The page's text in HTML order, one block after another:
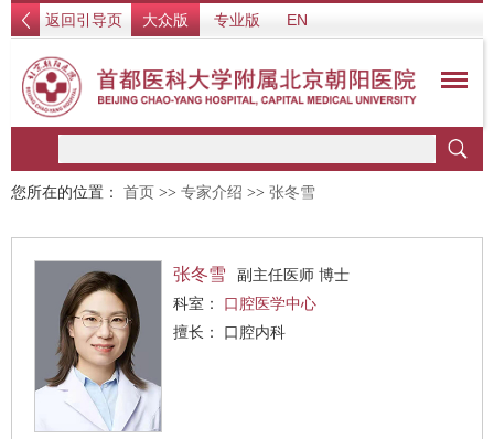
返回引导页 大众版 专业版 EN
您所在的位置： 首页 >> 专家介绍 >> 张冬雪
张冬雪
副主任医师 博士
科室： 口腔医学中心
擅长： 口腔内科